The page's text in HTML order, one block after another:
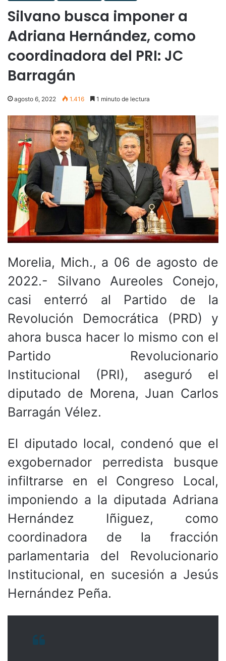
Silvano busca imponer a
Adriana Hernández, como
coordinadora del PRI: JC
Barragán
agosto 6, 2022 1.416 1 minuto de lectura
Morelia, Mich., a 06 de agosto de
2022.- Silvano Aureoles Conejo,
casi enterró al Partido de la
Revolución Democrática (PRD) y
ahora busca hacer lo mismo con el
Partido Revolucionario
Institucional (PRI), aseguró el
diputado de Morena, Juan Carlos
Barragán Vélez.
El diputado local, condenó que el
exgobernador perredista busque
infiltrarse en el Congreso Local,
imponiendo a la diputada Adriana
Hernández Iñiguez, como
coordinadora de la fracción
parlamentaria del Revolucionario
Institucional, en sucesión a Jesús
Hernández Peña.